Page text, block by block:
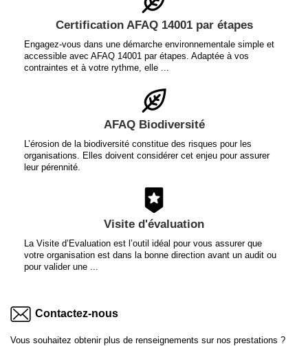
Certification AFAQ 14001 par étapes
Engagez-vous dans une démarche environnementale simple et
accessible avec AFAQ 14001 par étapes. Adaptée à vos
contraintes et à votre rythme, elle ...
AFAQ Biodiversité
L’érosion de la biodiversité constitue des risques pour les
organisations. Elles doivent considérer cet enjeu pour assurer
leur pérennité.
Visite d'évaluation
La Visite d’Evaluation est l’outil idéal pour vous assurer que
votre organisation est dans la bonne direction avant un audit ou
pour valider une ...
Contactez-nous
Vous souhaitez obtenir plus de renseignements sur nos prestations ?